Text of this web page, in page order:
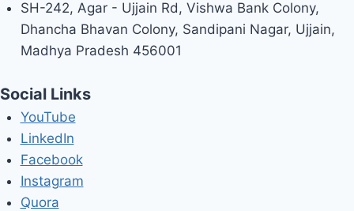
SH-242, Agar - Ujjain Rd, Vishwa Bank Colony,
Dhancha Bhavan Colony, Sandipani Nagar, Ujjain,
Madhya Pradesh 456001
Social Links
YouTube
LinkedIn
Facebook
Instagram
Quora